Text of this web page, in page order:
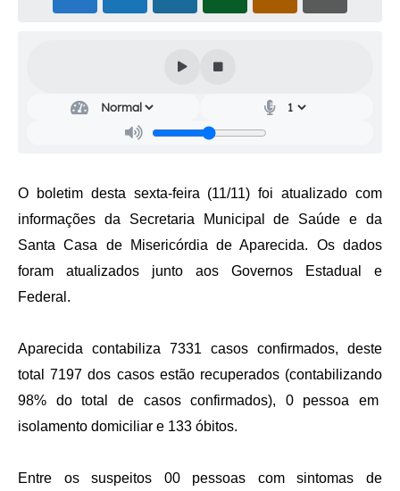
Arquivos para Download
Projetos
Participe mais
Editais
Telefones Úteis
Agenda
O boletim desta sexta-feira (11/11) foi atualizado com
informações da Secretaria Municipal de Saúde e da
Santa Casa de Misericórdia de Aparecida. Os dados
foram atualizados junto aos Governos Estadual e
Federal.
Aparecida contabiliza 7331 casos confirmados, deste
total 7197 dos casos estão recuperados (contabilizando
98% do total de casos confirmados), 0 pessoa em
isolamento domiciliar e 133 óbitos.
Entre os suspeitos 00 pessoas com sintomas de